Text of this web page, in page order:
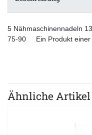
5 Nähmaschinennadeln
75-90 Ein Produkt einer
Ähnliche Artikel